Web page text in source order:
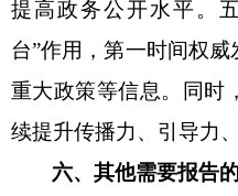
提高政务公开水平。
台”作用，第一时间权威
重大政策等信息。同时
续提升传播力、引导力
六、其他需要报告